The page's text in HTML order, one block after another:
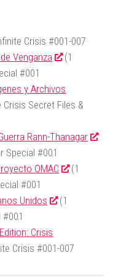
Crisis #001-007
Venganza
(1
#001
y Archivos
Secret Files &
Rann-Thanagar
Special #001
OMAC
(1
#001
Unidos
(1
Crisis
Crisis #001-007